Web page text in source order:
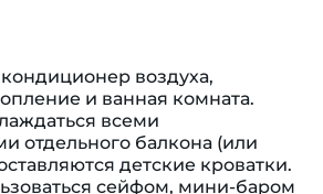
воздуха,
и ванная комната.
всеми
отдельного балкона (или
детские кроватки.
сейфом, мини-баром